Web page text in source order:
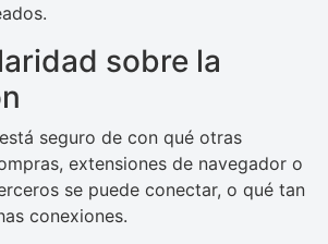
sobre la
seguro de con qué otras
extensiones de navegador o
se puede conectar, o qué tan
conexiones.